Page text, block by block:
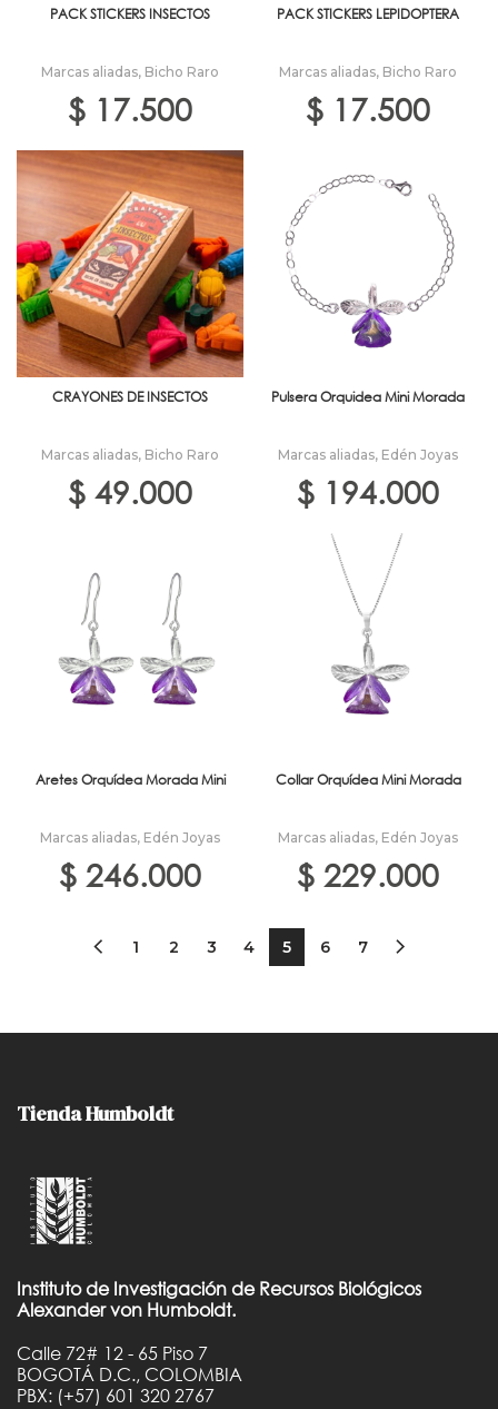
PACK STICKERS INSECTOS
Marcas aliadas, Bicho Raro
$ 17.500
PACK STICKERS LEPIDOPTERA
Marcas aliadas, Bicho Raro
$ 17.500
CRAYONES DE INSECTOS
Marcas aliadas, Bicho Raro
$ 49.000
Pulsera Orquidea Mini Morada
Marcas aliadas, Edén Joyas
$ 194.000
Aretes Orquídea Morada Mini
Marcas aliadas, Edén Joyas
$ 246.000
Collar Orquídea Mini Morada
Marcas aliadas, Edén Joyas
$ 229.000
1 2 3 4 5 6 7
Tienda Humboldt
Instituto de Investigación de Recursos Biológicos
Alexander von Humboldt.
Calle 72# 12 - 65 Piso 7
BOGOTÁ D.C., COLOMBIA
PBX: (+57) 601 320 2767